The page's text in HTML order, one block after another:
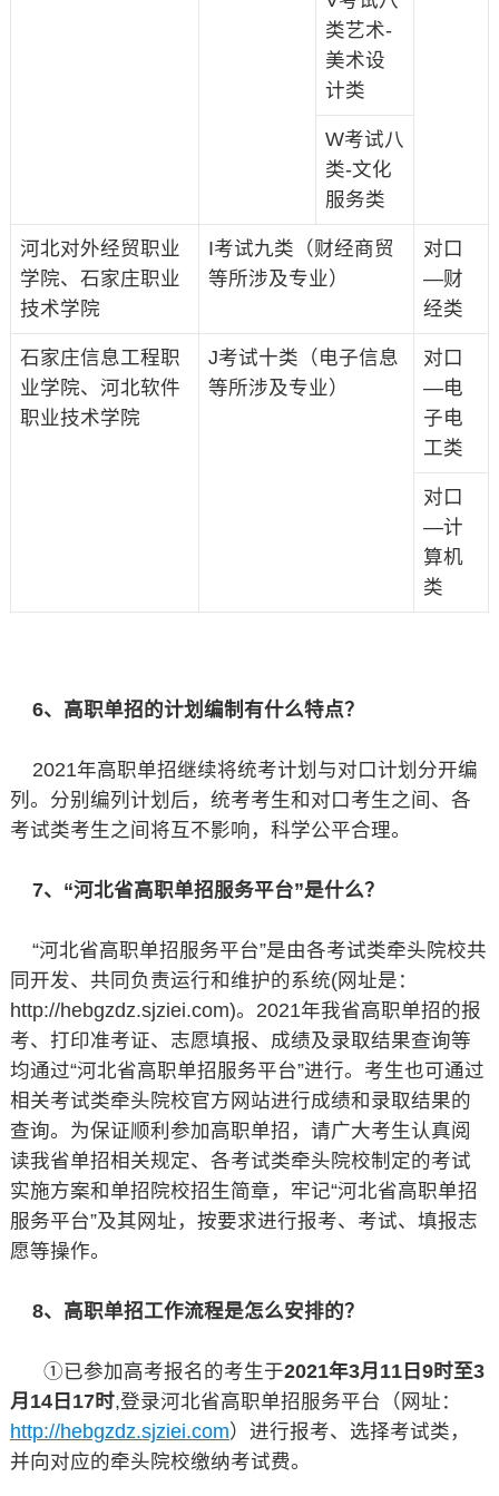
类艺术-
美术设
计类
W考试八
类-文化
服务类
河北对外经贸职业
学院、石家庄职业
技术学院
I考试九类（财经商贸
等所涉及专业）
对口
—财
经类
石家庄信息工程职
业学院、河北软件
职业技术学院
J考试十类（电子信息
等所涉及专业）
对口
—电
子电
工类
对口
—计
算机
类
6、高职单招的计划编制有什么特点？
2021年高职单招继续将统考计划与对口计划分开编
列。分别编列计划后，统考考生和对口考生之间、各
考试类考生之间将互不影响，科学公平合理。
7、“河北省高职单招服务平台”是什么？
“河北省高职单招服务平台”是由各考试类牵头院校共
同开发、共同负责运行和维护的系统(网址是：
http://hebgzdz.sjziei.com)。2021年我省高职单招的报
考、打印准考证、志愿填报、成绩及录取结果查询等
均通过“河北省高职单招服务平台”进行。考生也可通过
相关考试类牵头院校官方网站进行成绩和录取结果的
查询。为保证顺利参加高职单招，请广大考生认真阅
读我省单招相关规定、各考试类牵头院校制定的考试
实施方案和单招院校招生简章，牢记“河北省高职单招
服务平台”及其网址，按要求进行报考、考试、填报志
愿等操作。
8、高职单招工作流程是怎么安排的？
①已参加高考报名的考生于2021年3月11日9时至3
月14日17时,登录河北省高职单招服务平台（网址：
http://hebgzdz.sjziei.com）进行报考、选择考试类，
并向对应的牵头院校缴纳考试费。